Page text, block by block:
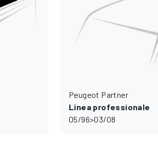
Peugeot Partner
Linea professionale
05/96>03/08